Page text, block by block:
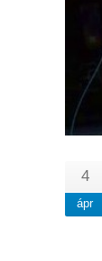
4
ápr